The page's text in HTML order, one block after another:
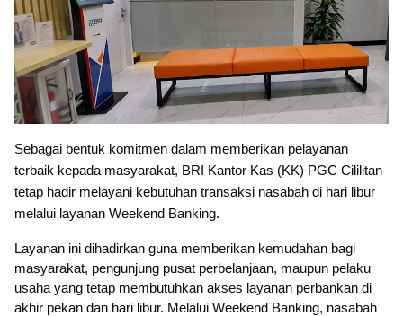
Sebagai bentuk komitmen dalam memberikan pelayanan
terbaik kepada masyarakat, BRI Kantor Kas (KK) PGC Cililitan
tetap hadir melayani kebutuhan transaksi nasabah di hari libur
melalui layanan Weekend Banking.
Layanan ini dihadirkan guna memberikan kemudahan bagi
masyarakat, pengunjung pusat perbelanjaan, maupun pelaku
usaha yang tetap membutuhkan akses layanan perbankan di
akhir pekan dan hari libur. Melalui Weekend Banking, nasabah